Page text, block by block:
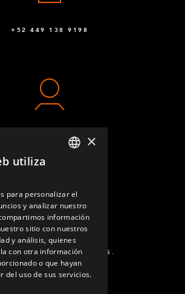
+52 449 138 9198
CONTACTO
MÁS FRECUENTES.
×
utiliza
para personalizar el
y analizar nuestro
información
sitio con nuestros
y análisis, quienes
con otra información
o que hayan
del uso de sus servicios.